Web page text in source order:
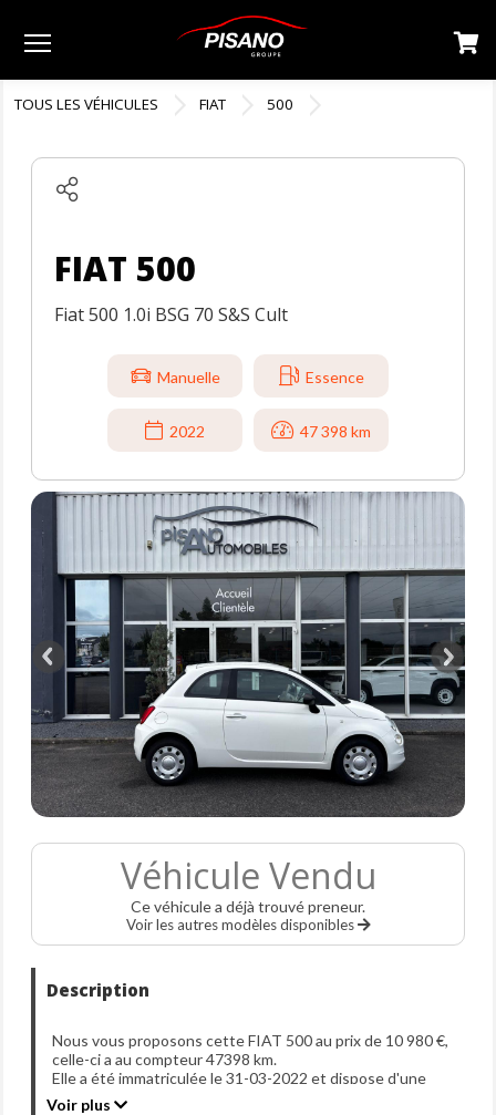
TOUS LES VÉHICULES FIAT 500
FIAT 500
Fiat 500 1.0i BSG 70 S&S Cult
Manuelle Essence
2022 47 398 km
Véhicule Vendu
Ce véhicule a déjà trouvé preneur.
Voir les autres modèles disponibles
Description
Nous vous proposons cette FIAT 500 au prix de 10 980 €,
celle-ci a au compteur 47398 km.
Elle a été immatriculée le 31-03-2022 et dispose d'une
puissance de 70ch din.
Voir plus